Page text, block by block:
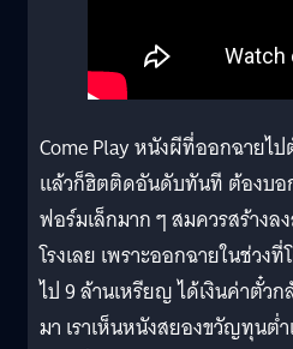
Come Play หนังผีที่ออกฉายไ
แล้วก็ฮิตติดอันดับทันที ต้องบอ
ฟอร์มเล็กมาก ๆ สมควรสร้าง
โรงเลย เพราะออกฉายในช่วง
ไป 9 ล้านเหรียญ ได้เงินค่าตั๋ว
มา เราเห็นหนังสยองขวัญทุน